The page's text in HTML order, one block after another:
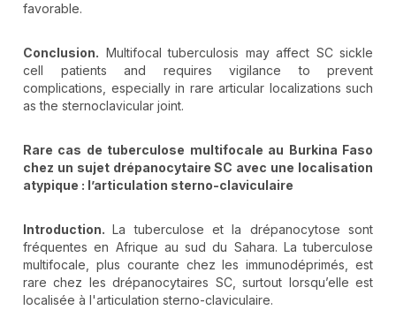
favorable.
Conclusion. Multifocal tuberculosis may affect SC sickle
cell patients and requires vigilance to prevent
complications, especially in rare articular localizations such
as the sternoclavicular joint.
Rare cas de tuberculose multifocale au Burkina Faso
chez un sujet drépanocytaire SC avec une localisation
atypique : l’articulation sterno-claviculaire
Introduction.La tuberculose et la drépanocytose sont
fréquentes en Afrique au sud du Sahara. La tuberculose
multifocale, plus courante chez les immunodéprimés, est
rare chez les drépanocytaires SC, surtout lorsqu’elle est
localisée à l'articulation sterno-claviculaire.